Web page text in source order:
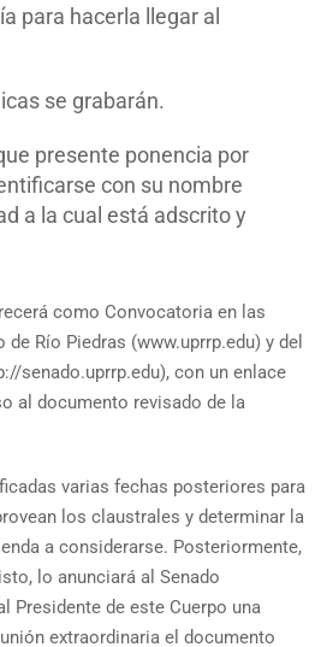
para hacerla llegar al
se grabarán.
presente ponencia por
con su nombre
a la cual está adscrito y
como Convocatoria en las
de Río Piedras (www.uprrp.edu) y del
senado.uprrp.edu), con un enlace
al documento revisado de la
varias fechas posteriores para
los claustrales y determinar la
a considerarse. Posteriormente,
lo anunciará al Senado
Presidente de este Cuerpo una
extraordinaria el documento